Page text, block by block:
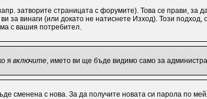
затворите страницата с форумите). Това се прави,
за винаги (или докато не натиснете Изход). Този
с вашия потребител.
я включите, името ви ще бъде видимо само за
сменена с нова. За да получите новата си парола по